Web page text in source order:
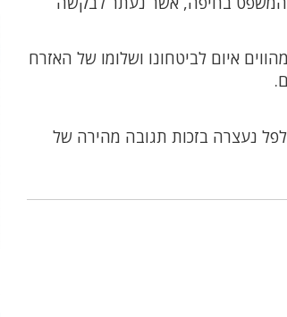
איום לביטחונו ושלומו של האזרח
נעצרה בזכות תגובה מהירה של